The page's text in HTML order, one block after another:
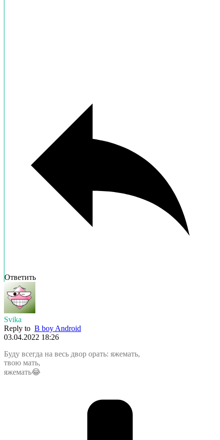
Ответить
Svika
Reply to B boy Android
03.04.2022 18:26
Буду всегда на весь двор орать: яжемать,
твою мать,
яжемать😂